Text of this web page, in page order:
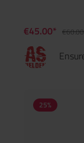
Verarbeitung.20-
Kapazität für
B&T Licensed
€45.00*
25%